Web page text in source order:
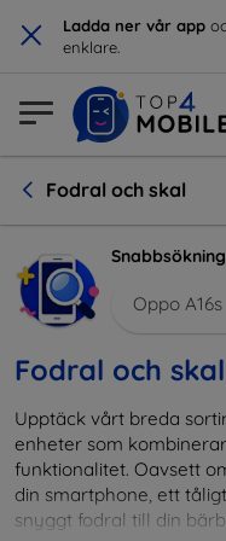
× Ladda ner vår app
enklare.
Fodral och skal
Snabbsökning
Oppo A16s
Fodral och skal
Upptäck vårt breda
enheter som
funktionalitet. Oavsett
din smartphone, ett
snyggt fodral till din